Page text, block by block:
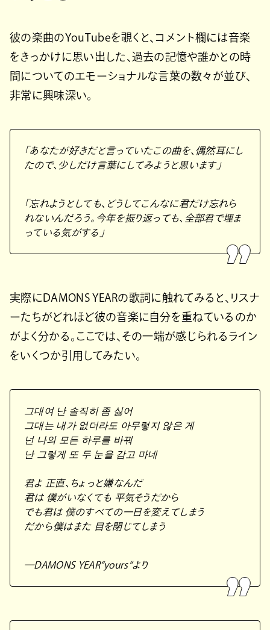
彼の楽曲のYouTubeを覗くと、コメント欄には音楽
をきっかけに思い出した、過去の記憶や誰かとの時
間についてのエモーショナルな言葉の数々が並び、
非常に興味深い。
「あなたが好きだと言っていたこの曲を、偶然耳にし
たので、少しだけ言葉にしてみようと思います」
「忘れようとしても、どうしてこんなに君だけ忘れら
れないんだろう。今年を振り返っても、全部君で埋ま
っている気がする」
実際にDAMONS YEARの歌詞に触れてみると、リスナ
ーたちがどれほど彼の音楽に自分を重ねているのか
がよく分かる。ここでは、その一端が感じられるライン
をいくつか引用してみたい。
그대여 난 솔직히 좀 싫어
그대는 내가 없더라도 아무렇지 않은 게
넌 나의 모든 하루를 바꿔
난 그렇게 또 두 눈을 감고 마네
君よ 正直、ちょっと嫌なんだ
君は 僕がいなくても 平気そうだから
でも君は 僕のすべての一日を変えてしまう
だから僕はまた 目を閉じてしまう
―DAMONS YEAR“yours“より